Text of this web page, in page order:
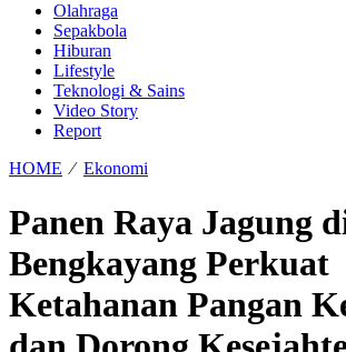
Olahraga
Sepakbola
Hiburan
Lifestyle
Teknologi & Sains
Video Story
Report
HOME ⁄ Ekonomi
Panen Raya Jagung
Bengkayang Perkuat
Ketahanan Pangan